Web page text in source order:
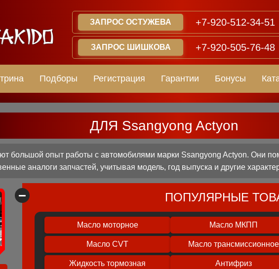
ЗАПРОС ОСТУЖЕВА +7-920-512-34-51
ЗАПРОС ШИШКОВА +7-920-505-76-48
Подборы Регистрация Гарантии Бонусы
ДЛЯ Ssangyong Actyon
большой опыт работы с автомобилями марки Ssangyong Actyon. Они
аналоги запчастей, учитывая модель, год выпуска и другие
ПОПУЛЯРНЫЕ
Масло моторное Масло МКПП
Масло CVT Масло трансмиссионное
Жидкость тормозная Антифриз